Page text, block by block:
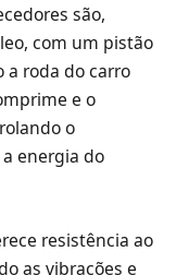
são,
com um pistão
a roda do carro
e o
o
energia do
resistência ao
as vibrações e